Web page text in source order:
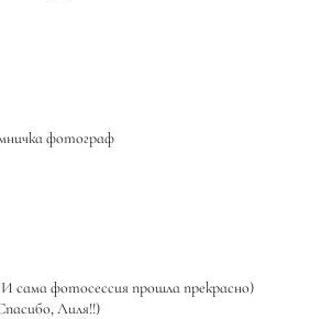
фотограф
фотосессия прошла прекрасно)
Лиля!!)